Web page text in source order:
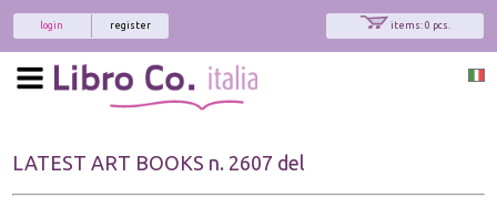
items: 0 pcs.
register
login
LATEST ART BOOKS n. 2607 del